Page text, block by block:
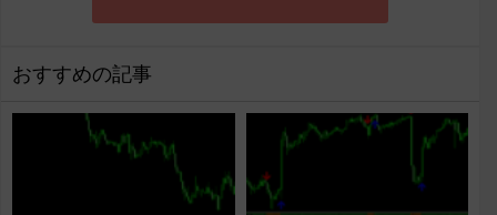
おすすめの記事